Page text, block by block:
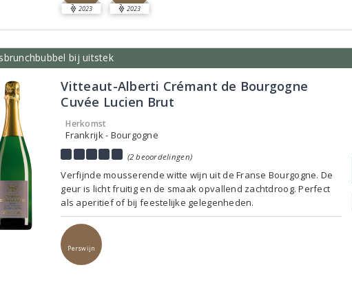
2023 2023
bij uitstek
Vitteaut-Alberti Crémant de Bourgogne
Cuvée Lucien Brut
Herkomst
Frankrijk - Bourgogne
(2 beoordelingen)
Verfijnde mousserende witte wijn uit de Franse Bourgogne. De
geur is licht fruitig en de smaak opvallend zachtdroog. Perfect
als aperitief of bij feestelijke gelegenheden.
Perswijn